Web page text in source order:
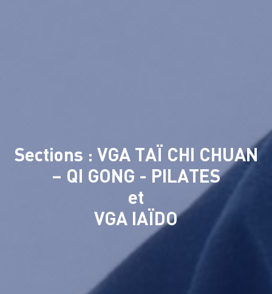
Sections : VGA TAÏ CHI CHUAN
– QI GONG - PILATES
et
VGA IAÏDO